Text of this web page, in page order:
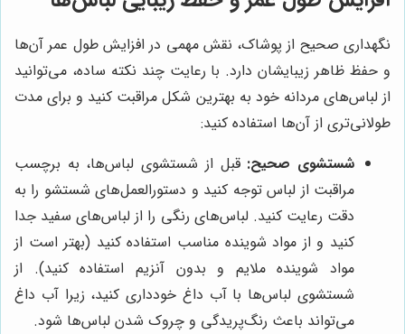
نگهداری صحیح از پوشاک، نقش مهمی در افزایش طول عمر آن‌ها
و حفظ ظاهر زیبایشان دارد. با رعایت چند نکته ساده، می‌توانید
از لباس‌های مردانه خود به بهترین شکل مراقبت کنید و برای مدت
طولانی‌تری از آن‌ها استفاده کنید:
شستشوی صحیح: قبل از شستشوی لباس‌ها، به برچسب
مراقبت از لباس توجه کنید و دستورالعمل‌های شستشو را به
دقت رعایت کنید. لباس‌های رنگی را از لباس‌های سفید جدا
کنید و از مواد شوینده مناسب استفاده کنید (بهتر است از
مواد شوینده ملایم و بدون آنزیم استفاده کنید). از
شستشوی لباس‌ها با آب داغ خودداری کنید، زیرا آب داغ
می‌تواند باعث رنگ‌پریدگی و چروک شدن لباس‌ها شود.